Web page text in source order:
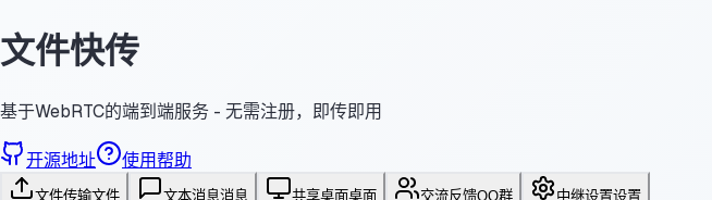
文件快传
基于WebRTC的端到端服务 - 无需注册，即传即用
开源地址 使用帮助
文件传输文件 文本消息消息 共享桌面桌面 交流反馈QQ群 中继设置设置